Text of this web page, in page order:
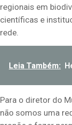
regionais em
científicas e
rede.
Leia Também:
Para o diretor do
não somos uma